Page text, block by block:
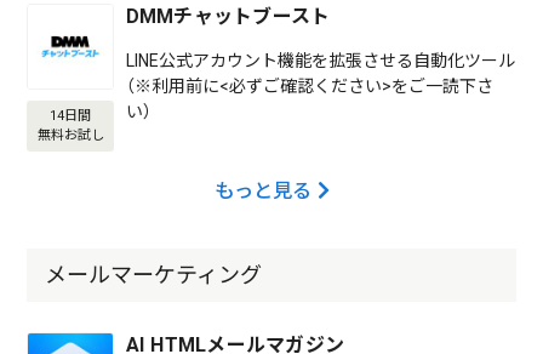
14日間
無料お試し
DMMチャットブースト
LINE公式アカウント機能を拡張させる自動化ツール
（※利用前に<必ずご確認ください>をご一読下さ
い）
もっと見る
メールマーケティング
AI HTMLメールマガジン